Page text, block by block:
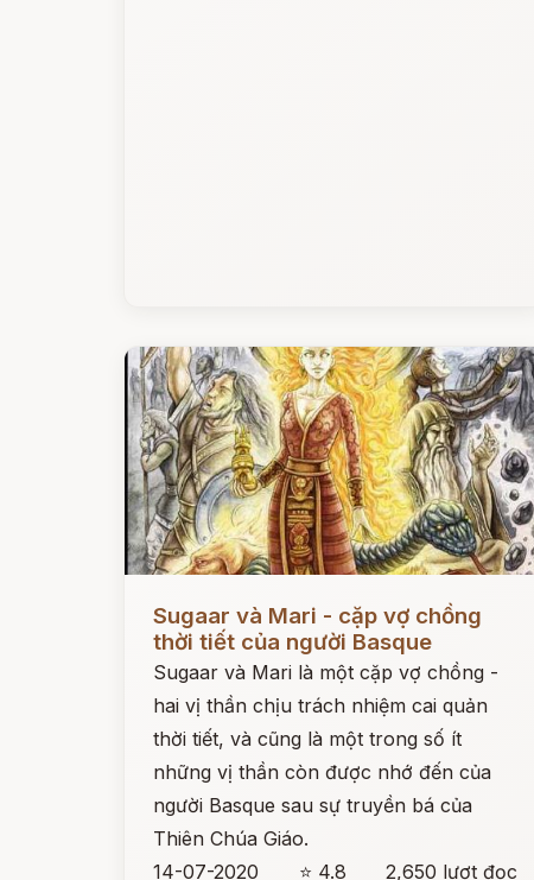
Sugaar và Mari - cặp vợ chồng
thời tiết của người Basque
Sugaar và Mari là một cặp vợ chồng -
hai vị thần chịu trách nhiệm cai quản
thời tiết, và cũng là một trong số ít
những vị thần còn được nhớ đến của
người Basque sau sự truyền bá của
Thiên Chúa Giáo.
14-07-2020
⭐ 4.8
2,650 lượt đọc